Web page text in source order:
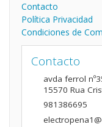
Contacto
Política Privacidad
Condiciones de
Contacto
avda ferrol
15570 Rua
981386695